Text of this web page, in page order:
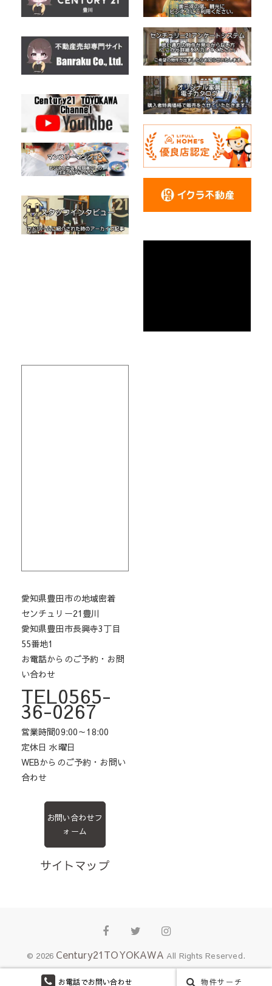
お電話でお問い合わせ 物件サーチ
愛知県豊田市の地域密着
センチュリー21豊川
愛知県豊田市長興寺3丁目
55番地1
お電話からのご予約・お問
い合わせ
TEL0565-
36-0267
営業時間09:00～18:00
定休日 水曜日
WEBからのご予約・お問い
合わせ
お問い合わせフ
ォーム
サイトマップ
FacebookTwitterInstagram
© 2026 Century21TOYOKAWA All Rights Reserved.